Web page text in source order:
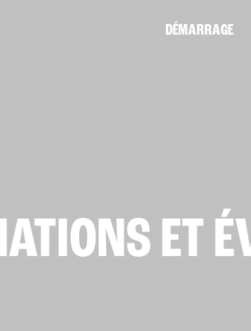
DÉMARRAGE
ET